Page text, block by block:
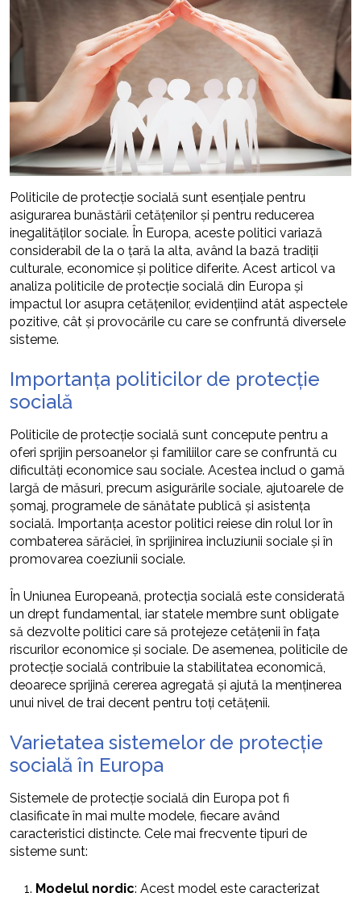
Politicile de protecție socială sunt esențiale pentru
asigurarea bunăstării cetățenilor și pentru reducerea
inegalităților sociale. În Europa, aceste politici variază
considerabil de la o țară la alta, având la bază tradiții
culturale, economice și politice diferite. Acest articol va
analiza politicile de protecție socială din Europa și
impactul lor asupra cetățenilor, evidențiind atât aspectele
pozitive, cât și provocările cu care se confruntă diversele
sisteme.
Importanța politicilor de protecție
socială
Politicile de protecție socială sunt concepute pentru a
oferi sprijin persoanelor și familiilor care se confruntă cu
dificultăți economice sau sociale. Acestea includ o gamă
largă de măsuri, precum asigurările sociale, ajutoarele de
șomaj, programele de sănătate publică și asistența
socială. Importanța acestor politici reiese din rolul lor în
combaterea sărăciei, în sprijinirea incluziunii sociale și în
promovarea coeziunii sociale.
În Uniunea Europeană, protecția socială este considerată
un drept fundamental, iar statele membre sunt obligate
să dezvolte politici care să protejeze cetățenii în fața
riscurilor economice și sociale. De asemenea, politicile de
protecție socială contribuie la stabilitatea economică,
deoarece sprijină cererea agregată și ajută la menținerea
unui nivel de trai decent pentru toți cetățenii.
Varietatea sistemelor de protecție
socială în Europa
Sistemele de protecție socială din Europa pot fi
clasificate în mai multe modele, fiecare având
caracteristici distincte. Cele mai frecvente tipuri de
sisteme sunt:
Modelul nordic: Acest model este caracterizat